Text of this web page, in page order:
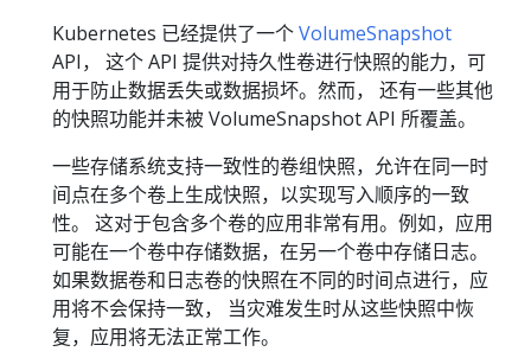
Kubernetes 已经提供了一个VolumeSnapshot
API， 这个 API 提供对持久性卷进行快照的能力，可
用于防止数据丢失或数据损坏。然而， 还有一些其他
的快照功能并未被 VolumeSnapshot API 所覆盖。
一些存储系统支持一致性的卷组快照，允许在同一时
间点在多个卷上生成快照，以实现写入顺序的一致
性。 这对于包含多个卷的应用非常有用。例如，应用
可能在一个卷中存储数据，在另一个卷中存储日志。
如果数据卷和日志卷的快照在不同的时间点进行，应
用将不会保持一致， 当灾难发生时从这些快照中恢
复，应用将无法正常工作。